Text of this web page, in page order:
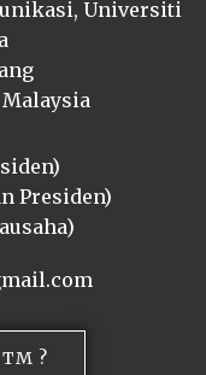
Universiti
Presiden)
?